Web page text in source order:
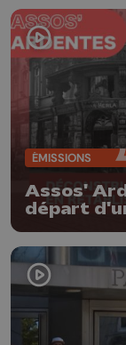
ÉMISSIONS
Assos'
départ